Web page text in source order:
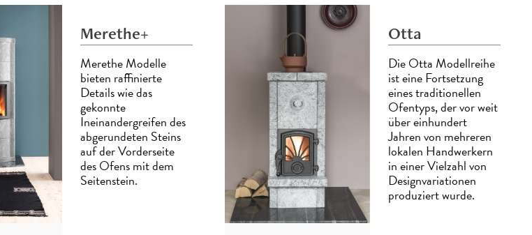
Merethe+
Merethe Modelle
bieten raffinierte
Details wie das
gekonnte
Ineinandergreifen des
abgerundeten Steins
auf der Vorderseite
des Ofens mit dem
Seitenstein.
Otta
Die Otta Modellreihe
ist eine Fortsetzung
eines traditionellen
Ofentyps, der vor weit
über einhundert
Jahren von mehreren
lokalen Handwerkern
in einer Vielzahl von
Designvariationen
produziert wurde.